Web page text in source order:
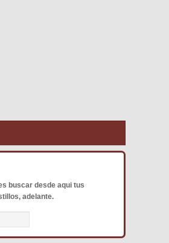
buscar desde aqui tus
adelante.